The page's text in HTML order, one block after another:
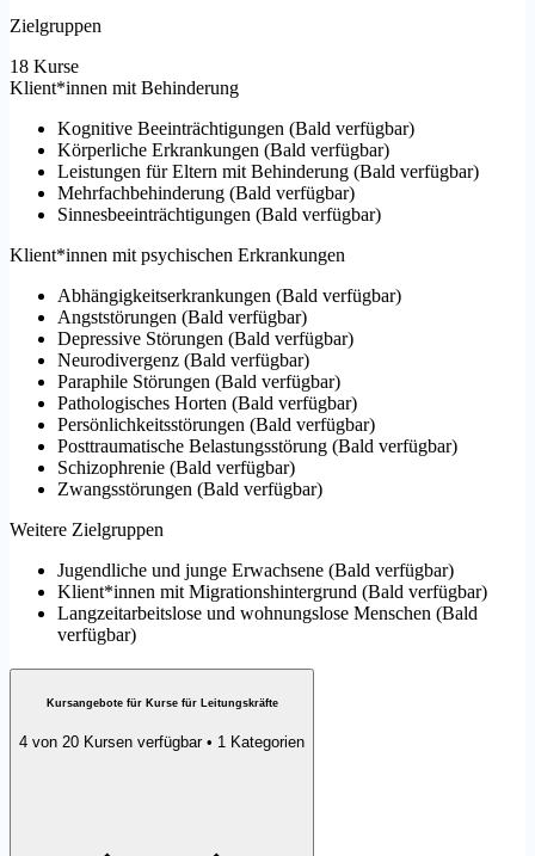
Zielgruppen
18 Kurse
Klient*innen mit Behinderung
Kognitive Beeinträchtigungen (Bald verfügbar)
Körperliche Erkrankungen (Bald verfügbar)
Leistungen für Eltern mit Behinderung (Bald verfügbar)
Mehrfachbehinderung (Bald verfügbar)
Sinnesbeeinträchtigungen (Bald verfügbar)
Klient*innen mit psychischen Erkrankungen
Abhängigkeitserkrankungen (Bald verfügbar)
Angststörungen (Bald verfügbar)
Depressive Störungen (Bald verfügbar)
Neurodivergenz (Bald verfügbar)
Paraphile Störungen (Bald verfügbar)
Pathologisches Horten (Bald verfügbar)
Persönlichkeitsstörungen (Bald verfügbar)
Posttraumatische Belastungsstörung (Bald verfügbar)
Schizophrenie (Bald verfügbar)
Zwangsstörungen (Bald verfügbar)
Weitere Zielgruppen
Jugendliche und junge Erwachsene (Bald verfügbar)
Klient*innen mit Migrationshintergrund (Bald verfügbar)
Langzeitarbeitslose und wohnungslose Menschen (Bald
verfügbar)
Kursangebote für Kurse für Leitungskräfte
4 von 20 Kursen verfügbar • 1 Kategorien